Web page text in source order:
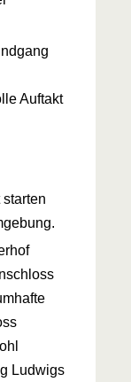
Auftakt
Ludwigs